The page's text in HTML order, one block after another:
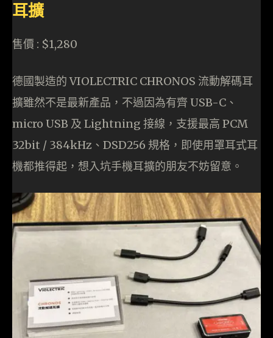
耳擴
售價 : $1,280
德國製造的 VIOLECTRIC CHRONOS 流動解碼耳
擴雖然不是最新產品，不過因為有齊 USB-C、
micro USB 及 Lightning 接線，支援最高 PCM
32bit / 384kHz、DSD256 規格，即使用罩耳式耳
機都推得起，想入坑手機耳擴的朋友不妨留意。